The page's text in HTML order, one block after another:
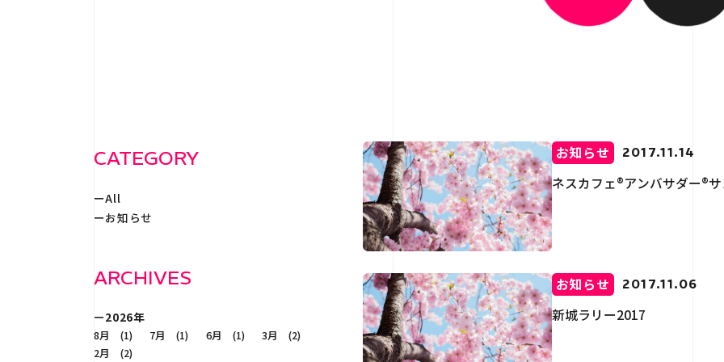
RECRUIT 採用情報
CONTACT お問い合わせ
お知らせ 2017.11.14
ネスカフェ®アンバサダー®
お知らせ 2017.11.06
新城ラリー2017
CATEGORY
All
お知らせ
ARCHIVES
2026年
8月 (1) 7月 (1) 6月 (1)
3月 (2)
2月 (2)